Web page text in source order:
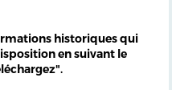
historiques qui
en suivant le